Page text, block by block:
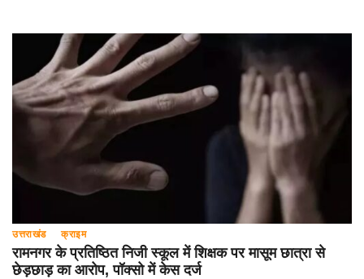
उत्तराखंड क्राइम
रामनगर के प्रतिष्ठित निजी स्कूल में शिक्षक पर मासूम छात्रा से
छेड़छाड़ का आरोप, पॉक्सो में केस दर्ज